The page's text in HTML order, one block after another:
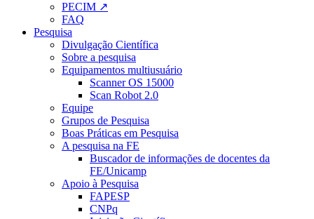
PECIM ↗
FAQ
Pesquisa
Divulgação Científica
Sobre a pesquisa
Equipamentos multiusuário
Scanner OS 15000
Scan Robot 2.0
Equipe
Grupos de Pesquisa
Boas Práticas em Pesquisa
A pesquisa na FE
Buscador de informações de docentes da
FE/Unicamp
Apoio à Pesquisa
FAPESP
CNPq